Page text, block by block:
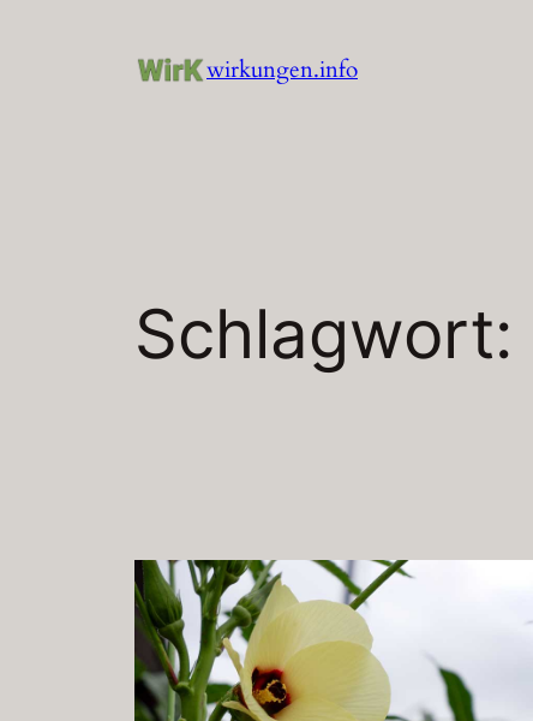
wirkungen.info
Schlagwort: